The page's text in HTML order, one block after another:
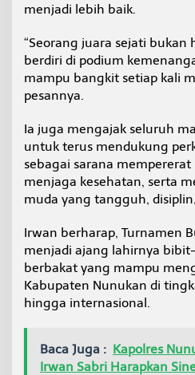
menjadi lebih baik.
“Seorang juara sejati bukan
berdiri di podium
mampu bangkit setiap kali
pesannya.
Ia juga mengajak seluruh
untuk terus mendukung
sebagai sarana mempererat
menjaga kesehatan, serta
muda yang tangguh,
Irwan berharap, Turnamen
menjadi ajang lahirnya
berbakat yang mampu
Kabupaten Nunukan di
hingga internasional.
Baca Juga : Kapolres
Irwan Sabri Harapkan